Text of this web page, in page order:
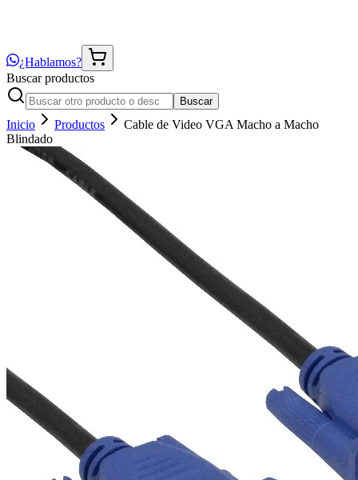
¿Hablamos?
Buscar productos
Buscar
Inicio Productos
Cable de Video VGA Macho a Macho
Blindado